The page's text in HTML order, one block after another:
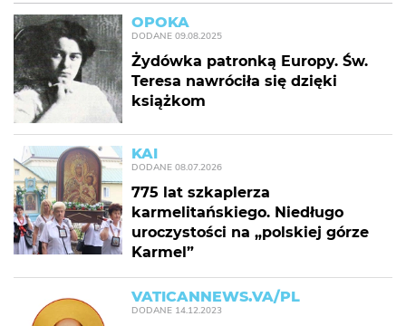
OPOKA
DODANE 09.08.2025
Żydówka patronką Europy. Św.
Teresa nawróciła się dzięki
książkom
KAI
DODANE 08.07.2026
775 lat szkaplerza
karmelitańskiego. Niedługo
uroczystości na „polskiej górze
Karmel”
VATICANNEWS.VA/PL
DODANE 14.12.2023